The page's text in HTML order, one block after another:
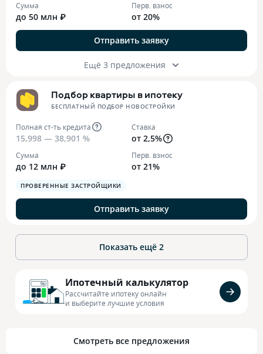
Сумма
до 50 млн ₽
Перв. взнос
от 20%
Отправить заявку
Ещё 3 предложения
Подбор квартиры в ипотеку
БЕСПЛАТНЫЙ ПОДБОР НОВОСТРОЙКИ
Полная ст-ть кредита
15,998 — 38,901 %
Ставка
от 2,5%
Сумма
до 12 млн ₽
Перв. взнос
от 21%
ПРОВЕРЕННЫЕ ЗАСТРОЙЩИКИ
Отправить заявку
Показать ещё 2
Ипотечный калькулятор
Рассчитайте ипотеку онлайн
и выберите лучшие условия
Смотреть все предложения